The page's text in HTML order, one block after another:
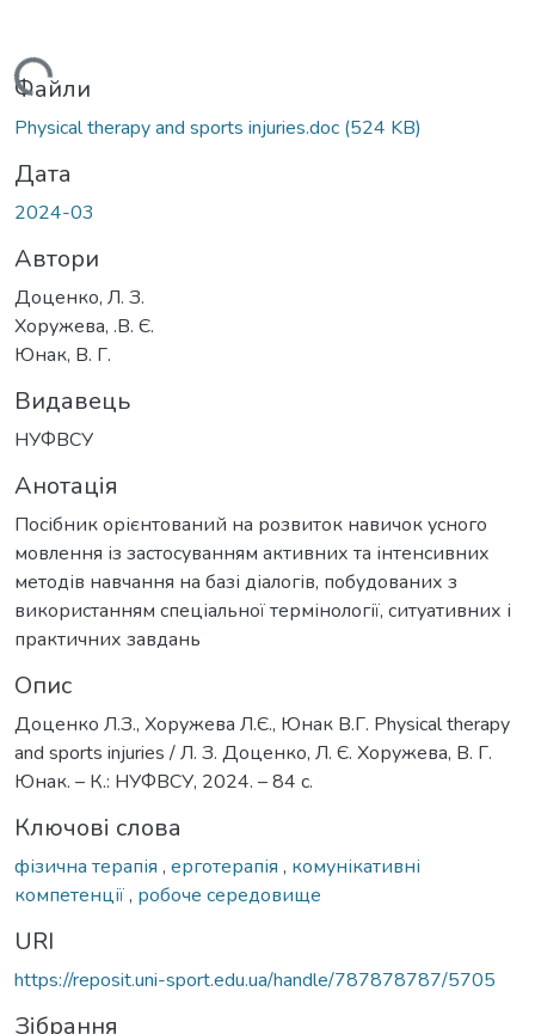
Вантажиться...
Файли
Physical therapy and sports injuries.doc (524 KB)
Дата
2024-03
Автори
Доценко, Л. З.
Хоружева, .В. Є.
Юнак, В. Г.
Видавець
НУФВСУ
Анотація
Посібник орієнтований на розвиток навичок усного
мовлення із застосуванням активних та інтенсивних
методів навчання на базі діалогів, побудованих з
використанням спеціальної термінології, ситуативних і
практичних завдань
Опис
Доценко Л.З., Хоружева Л.Є., Юнак В.Г. Physical therapy
and sports injuries / Л. З. Доценко, Л. Є. Хоружева, В. Г.
Юнак. – К.: НУФВСУ, 2024. – 84 с.
Ключові слова
фізична терапія , ерготерапія , комунікативні
компетенції, робоче середовище
URI
https://reposit.uni-sport.edu.ua/handle/787878787/5705
Зібрання